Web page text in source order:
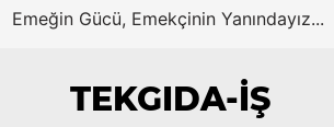
Emeğin Gücü, Emekçinin Yanındayız...
TEKGIDA-İŞ